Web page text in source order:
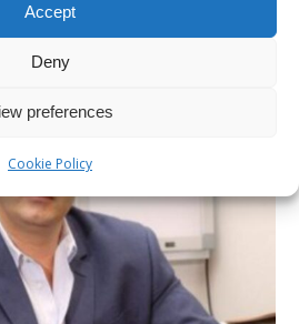
Accept
Deny
preferences
Cookie Policy